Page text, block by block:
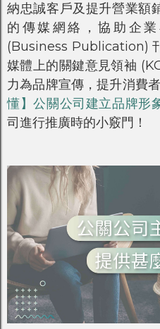
納忠誠客戶及提升營業額
的傳媒網絡，協助企
(Business Publication)
媒體上的關鍵意見領袖
力為品牌宣傳，提升消費
懂】公關公司建立品牌形
司進行推廣時的小竅門！